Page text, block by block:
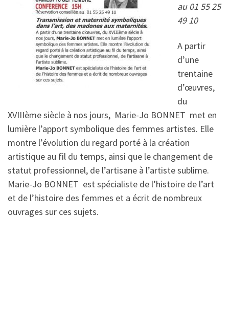
au 01 55 25
49 10
A partir
d’une
trentaine
d’œuvres,
du
XVIIIème siècle à nos jours, Marie-Jo BONNET met en
lumière l’apport symbolique des femmes artistes. Elle
montre l’évolution du regard porté à la création
artistique au fil du temps, ainsi que le changement de
statut professionnel, de l’artisane à l’artiste sublime.
Marie-Jo BONNET est spécialiste de l’histoire de l’art
et de l’histoire des femmes et a écrit de nombreux
ouvrages sur ces sujets.